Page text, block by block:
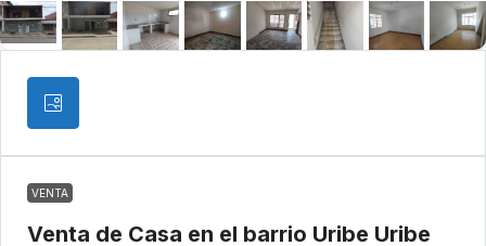
VENTA
Venta de Casa en el barrio Uribe Uribe